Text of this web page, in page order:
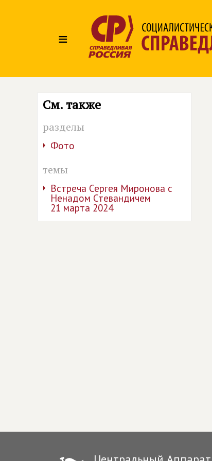
≡
См. также
разделы
Фото
темы
Встреча Сергея Миронова с
Ненадом Стевандичем
21 марта 2024